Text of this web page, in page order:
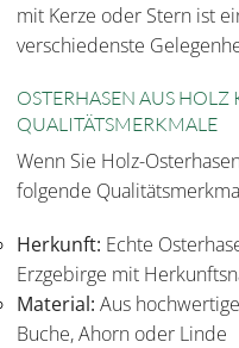
mit Kerze oder Stern ist
verschiedenste
OSTERHASEN AUS HOLZ
QUALITÄTSMERKMALE
Wenn Sie Holz-
folgende
Herkunft: Echte
Erzgebirge mit
Material: Aus
Buche, Ahorn oder Linde